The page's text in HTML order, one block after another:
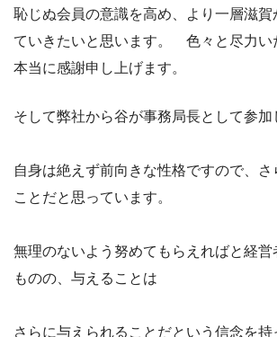
恥じぬ会員の意識を高め、より一層滋賀
ていきたいと思います。 色々と尽力い
本当に感謝申し上げます。
そして弊社から谷が事務局長として参加
自身は絶えず前向きな性格ですので、さ
ことだと思っています。
無理のないよう努めてもらえればと経営
ものの、与えることは
さらに与えられることだという信念を